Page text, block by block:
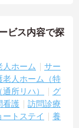
ビス内容で探
人ホーム
サー
老人ホーム（特
所リハ）
グ
看護
訪問診療
ートステイ
養